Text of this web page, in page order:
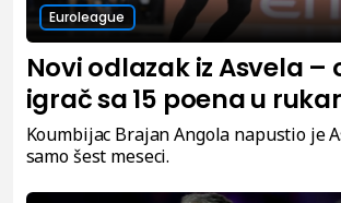
Euroleague
Novi odlazak iz Asvela –
igrač sa 15 poena u
Koumbijac Brajan Angola napustio je
samo šest meseci.